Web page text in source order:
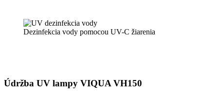
Dezinfekcia vody pomocou UV-C žiarenia
Údržba UV lampy VIQUA VH150